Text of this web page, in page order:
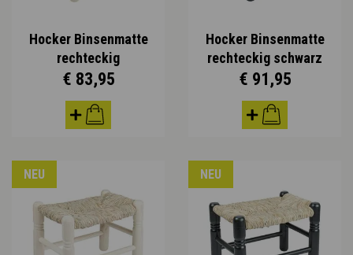
Hocker Binsenmatte
rechteckig
€ 83,95
Hocker Binsenmatte
rechteckig schwarz
€ 91,95
NEU NEU